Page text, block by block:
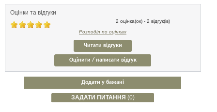
Оцінки та відгуки
2 оцінка(ок) - 2 відгук(ів)
Розподіл по оцінках
Читати відгуки
Оцінити / написати відгук
Додати у бажані
ЗАДАТИ ПИТАННЯ (0)